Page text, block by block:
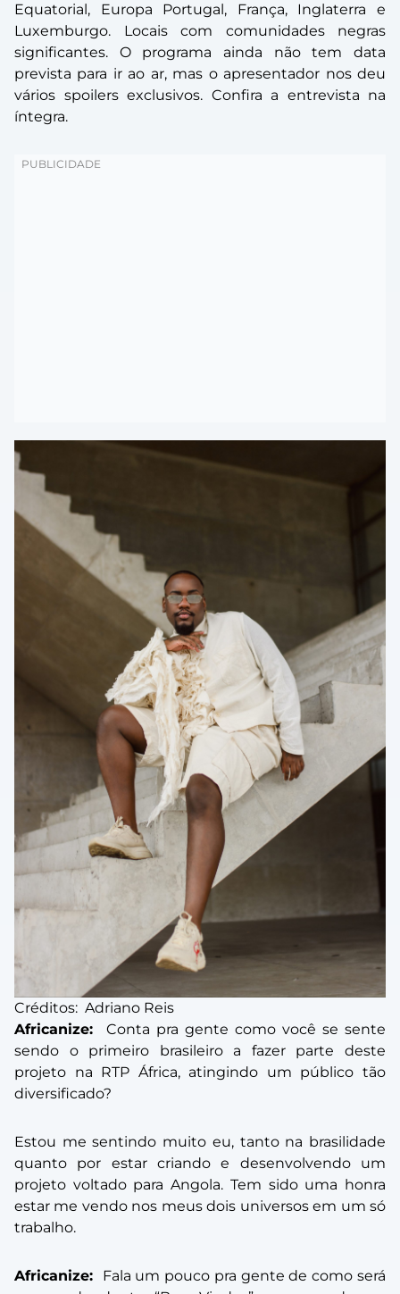
Equatorial, Europa Portugal, França, Inglaterra e
Luxemburgo. Locais com comunidades negras
significantes. O programa ainda não tem data
prevista para ir ao ar, mas o apresentador nos deu
vários spoilers exclusivos. Confira a entrevista na
íntegra.
Créditos: Adriano Reis
Africanize:
Conta pra gente como você se sente
sendo o primeiro brasileiro a fazer parte deste
projeto na RTP África, atingindo um público tão
diversificado?
Estou me sentindo muito eu, tanto na brasilidade
quanto por estar criando e desenvolvendo um
projeto voltado para Angola. Tem sido uma honra
estar me vendo nos meus dois universos em um só
trabalho.
Africanize:
Fala um pouco pra gente de como será